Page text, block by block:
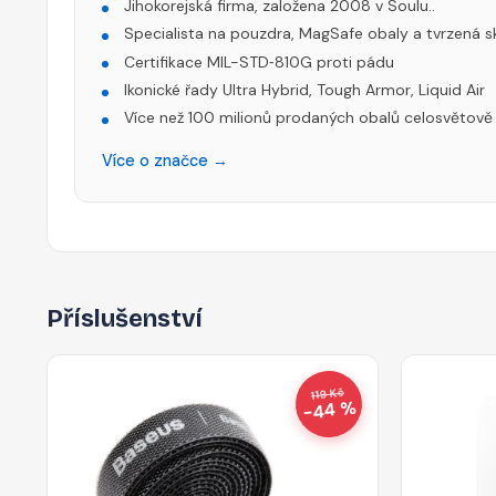
Jihokorejská firma, založena 2008 v Soulu..
Specialista na pouzdra, MagSafe obaly a tvrzená
Certifikace MIL-STD‑810G proti pádu
Ikonické řady Ultra Hybrid, Tough Armor, Liquid Air
Více než 100 milionů prodaných obalů celosvětově
Více o značce →
Příslušenství
119 Kč
−44 %